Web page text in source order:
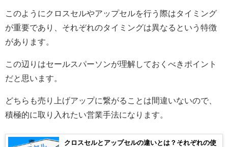
このようにクロスセルやアップセルを行う際はタイミング
が重要であり、それぞれのタイミングは異なるという特徴
があります。
この辺りはセールスパーソンが理解しておくべきポイント
だと思います。
どちらも売り上げアップに繋がることは間違いないので、
積極的に取り入れたい営業手法になります。
クロスセルとアップセルの違いとは？それぞれの使